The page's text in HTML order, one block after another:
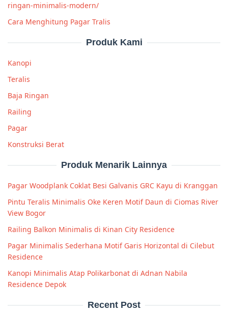
ringan-minimalis-modern/
Cara Menghitung Pagar Tralis
Produk Kami
Kanopi
Teralis
Baja Ringan
Railing
Pagar
Konstruksi Berat
Produk Menarik Lainnya
Pagar Woodplank Coklat Besi Galvanis GRC Kayu di Kranggan
Pintu Teralis Minimalis Oke Keren Motif Daun di Ciomas River
View Bogor
Railing Balkon Minimalis di Kinan City Residence
Pagar Minimalis Sederhana Motif Garis Horizontal di Cilebut
Residence
Kanopi Minimalis Atap Polikarbonat di Adnan Nabila
Residence Depok
Recent Post